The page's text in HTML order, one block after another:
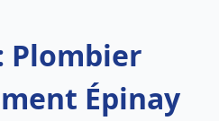
Plombier
Épinay